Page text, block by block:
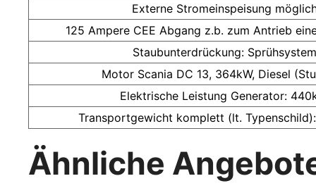
Externe Stromeinspeisung
125 Ampere CEE Abgang z.b. zum Antrieb
Staubunterdrückung: Sprühsystem
Motor Scania DC 13, 364kW, Diesel
Elektrische Leistung Generator:
Transportgewicht komplett (lt.
Ähnliche